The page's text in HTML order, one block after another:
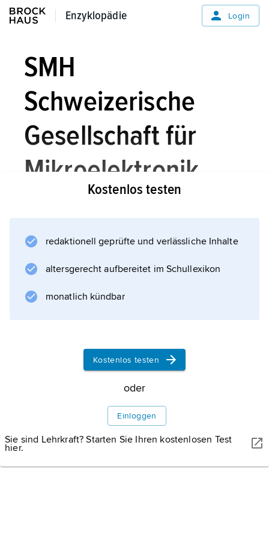
Enzyklopädie
Enzyklopädie Login
SMH
Schweizerische
Gesellschaft für
Mikroelektronik
und Uhrenindustrie
AG
SMH Schweizerische Gesellschaft für
Swatch Group Ltd.
Informationen zum Artikel
Kostenlos testen
redaktionell geprüfte und verlässliche Inhalte
altersgerecht aufbereitet im Schullexikon
monatlich kündbar
Kostenlos testen
oder
Einloggen
Sie sind Lehrkraft? Starten Sie Ihren kostenlosen Test
hier.